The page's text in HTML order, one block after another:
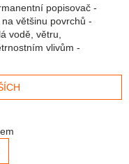
popisovač -
na většinu povrchů -
vodě, větru,
vlivům -
Šířka stopy: 1 mm
prvky výpisu